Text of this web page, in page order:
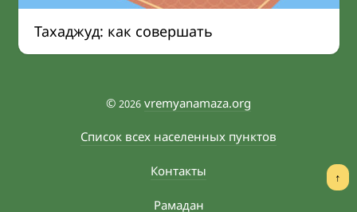
Тахаджуд: как совершать
© 2026 vremyanamaza.org
Список всех населенных пунктов
Контакты
Рамадан
↑